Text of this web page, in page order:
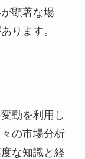
顕著な場
ります。
動を利用し
の市場分析
な知識と経